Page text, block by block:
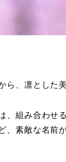
ら、凛とした
、組み合わせ
、素敵な名前